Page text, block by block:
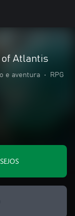
of Atlantis
e aventura • RPG